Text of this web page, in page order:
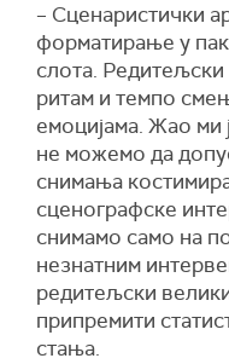
– Сценаристички
форматирање у
слота.
ритам и темпо
емоцијама. Жао ми
не можемо да
снимања
сценографске
снимамо само на
незнатним
редитељски
припремити
стања.